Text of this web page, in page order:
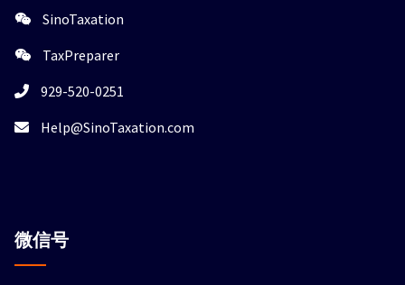
SinoTaxation
TaxPreparer
929-520-0251
Help@SinoTaxation.com
微信号